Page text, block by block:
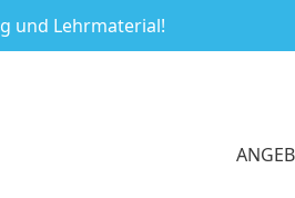
und Lehrmaterial!